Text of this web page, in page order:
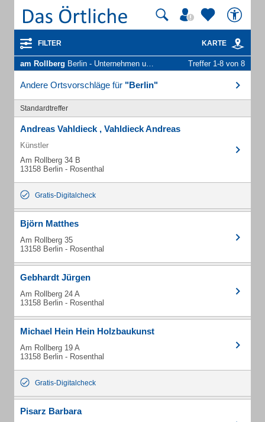
FILTER KARTE
am Rollberg Berlin - Unternehmen und Personen Treffer 1-8 von 8
Andere Ortsvorschläge für "Berlin"
Standardtreffer
Andreas Vahldieck , Vahldieck Andreas
Künstler
Am Rollberg 34 B
13158 Berlin - Rosenthal
Gratis-Digitalcheck
Björn Matthes
Am Rollberg 35
13158 Berlin - Rosenthal
Gebhardt Jürgen
Am Rollberg 24 A
13158 Berlin - Rosenthal
Michael Hein Hein Holzbaukunst
Am Rollberg 19 A
13158 Berlin - Rosenthal
Gratis-Digitalcheck
Pisarz Barbara